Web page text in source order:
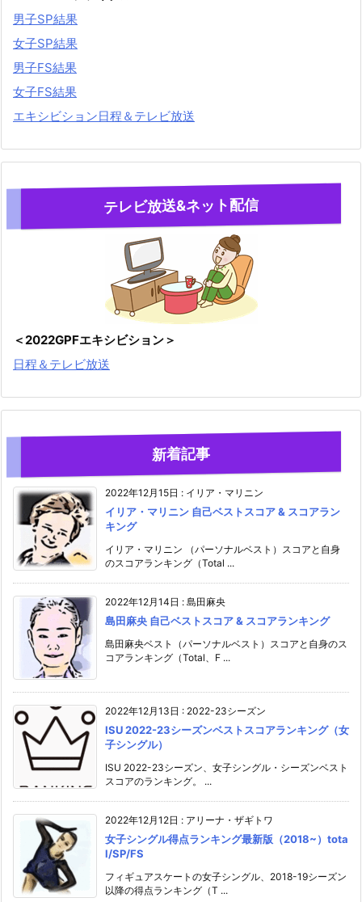
男子SP結果
女子SP結果
男子FS結果
女子FS結果
エキシビション日程＆テレビ放送
テレビ放送&ネット配信
＜2022GPFエキシビション＞
日程＆テレビ放送
新着記事
2022年12月15日 : イリア・マリニン
イリア・マリニン 自己ベストスコア & スコアラン
キング
イリア・マリニン （パーソナルベスト）スコアと自身
のスコアランキング（Total ...
2022年12月14日 : 島田麻央
島田麻央 自己ベストスコア & スコアランキング
島田麻央ベスト（パーソナルベスト）スコアと自身のス
コアランキング（Total、F ...
2022年12月13日 : 2022-23シーズン
ISU 2022-23シーズンベストスコアランキング（女
子シングル）
ISU 2022-23シーズン、女子シングル・シーズンベスト
スコアのランキング。 ...
2022年12月12日 : アリーナ・ザギトワ
女子シングル得点ランキング最新版（2018~）tota
l/SP/FS
フィギュアスケートの女子シングル、2018-19シーズン
以降の得点ランキング（T ...